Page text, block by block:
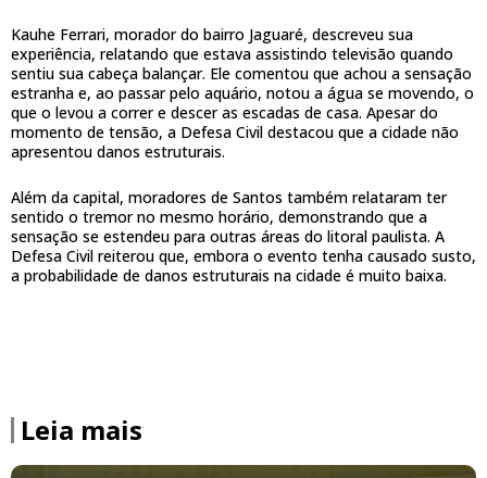
Kauhe Ferrari, morador do bairro Jaguaré, descreveu sua
experiência, relatando que estava assistindo televisão quando
sentiu sua cabeça balançar. Ele comentou que achou a sensação
estranha e, ao passar pelo aquário, notou a água se movendo, o
que o levou a correr e descer as escadas de casa. Apesar do
momento de tensão, a Defesa Civil destacou que a cidade não
apresentou danos estruturais.
Além da capital, moradores de Santos também relataram ter
sentido o tremor no mesmo horário, demonstrando que a
sensação se estendeu para outras áreas do litoral paulista. A
Defesa Civil reiterou que, embora o evento tenha causado susto,
a probabilidade de danos estruturais na cidade é muito baixa.
Leia mais